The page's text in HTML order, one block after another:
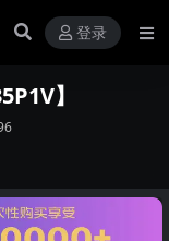
登录
】